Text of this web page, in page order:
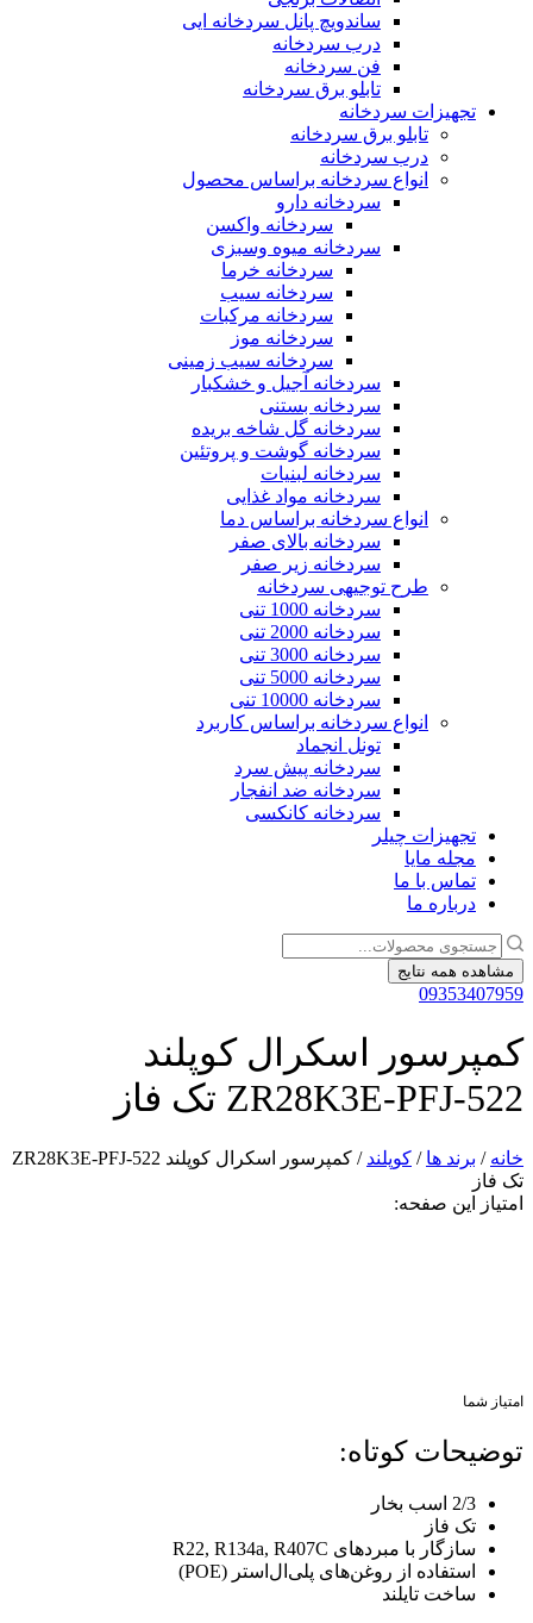
ساندویچ پانل سردخانه ایی
درب سردخانه
فن سردخانه
تابلو برق سردخانه
تجهیزات سردخانه
تابلو برق سردخانه
درب سردخانه
انواع سردخانه براساس محصول
سردخانه دارو
سردخانه واکسن
سردخانه میوه وسبزی
سردخانه خرما
سردخانه سیب
سردخانه مرکبات
سردخانه موز
سردخانه سیب زمینی
سردخانه آجیل و خشکبار
سردخانه بستنی
سردخانه گل شاخه بریده
سردخانه گوشت و پروتئین
سردخانه لبنیات
سردخانه مواد غذایی
انواع سردخانه براساس دما
سردخانه بالای صفر
سردخانه زیر صفر
طرح توجیهی سردخانه
سردخانه 1000 تنی
سردخانه 2000 تنی
سردخانه 3000 تنی
سردخانه 5000 تنی
سردخانه 10000 تنی
انواع سردخانه براساس کاربرد
تونل انجماد
سردخانه پیش سرد
سردخانه ضد انفجار
سردخانه کانکسی
تجهیزات چیلر
مجله مایا
تماس با ما
درباره ما
جستجو
...مشاهده همه نتایج
09353407959
کمپرسور اسکرال کوپلند
ZR28K3E-PFJ-522 تک فاز
خانه / برند ها / کوپلند
/ کمپرسور اسکرال کوپلند ZR28K3E-PFJ-522
تک فاز
امتیاز این صفحه:
امتیاز شما
توضیحات کوتاه:
2/3 اسب بخار
تک فاز
سازگار با مبردهای R22, R134a, R407C
استفاده از روغن‌های پلی‌ال‌استر (POE)
ساخت تایلند